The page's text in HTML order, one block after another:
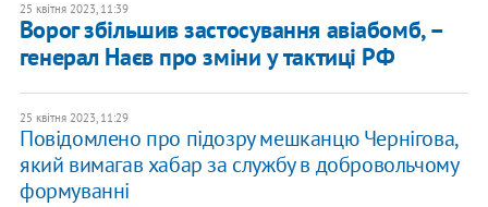
25 квітня 2023, 11:39
Ворог збільшив застосування авіабомб, –
генерал Наєв про зміни у тактиці РФ
25 квітня 2023, 11:29
​Повідомлено про підозру мешканцю Чернігова,
який вимагав хабар за службу в добровольчому
формуванні